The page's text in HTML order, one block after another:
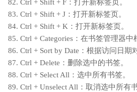
82. Ctrl + Shift + F：打开新标签页。
83. Ctrl + Shift + J：打开新标签页。
84. Ctrl + Shift + K：打开新标签页。
85. Ctrl + Categories：在书签管理器中
86. Ctrl + Sort by Date：根据访问日期
87. Ctrl + Delete：删除选中的书签。
88. Ctrl + Select All：选中所有书签。
89. Ctrl + Unselect All：取消选中所有书